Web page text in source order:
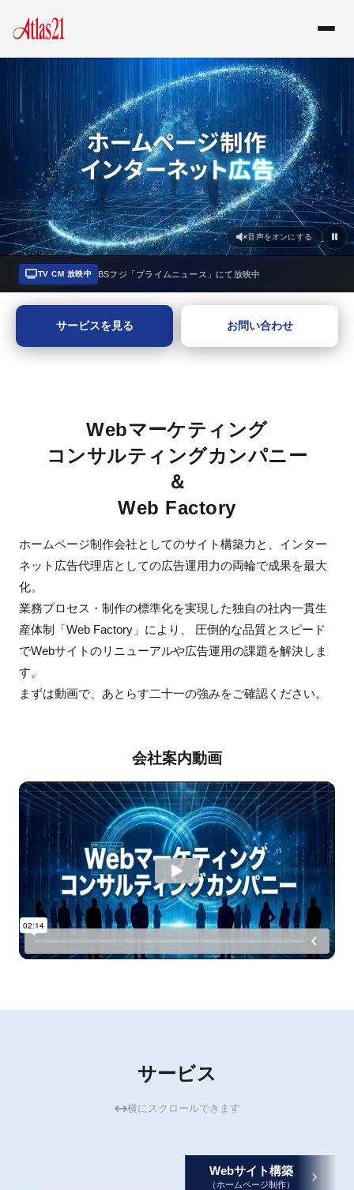
音声をオンにする
TV CM 放映中 BSフジ「プライムニュース」にて放映中
ホームページ制作会社・イン
サービスを見る お問い合わせ
Webマーケティング
コンサルティングカンパニー
＆
Web Factory
ホームページ制作会社としてのサイト構築力と、 インター
ネット広告代理店としての広告運用力の両輪で成果を最大
化。
業務プロセス・制作の標準化を実現した独自の社内一貫生
産体制「Web Factory」により、
圧倒的な品質とスピード
でWebサイトのリニューアルや広告運用の課題を解決しま
す。
まずは動画で、あとらす二十一の強みをご確認ください。
会社案内動画
サービス
横にスクロールできます
Webサイト構築
（ホームページ制作）